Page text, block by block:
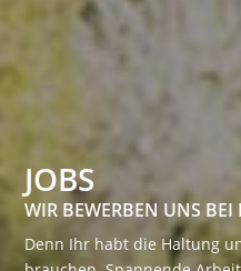
CARSHARING
STADTMOBIL SÜDBADEN
UNSERE
VIELFÄLTIG MOBIL
Carsharing Fuhrpark
JOBS
WIR BEWERBEN UNS BEI
Denn Ihr habt die Haltung
TARIFE UND
CARSHARING
UND FAHRTGUTHABEN